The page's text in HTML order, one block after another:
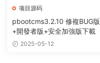
项目源码
pbootcms3.2.10 修複BUG版
+開發者版+安全加強版下載
2025-05-12